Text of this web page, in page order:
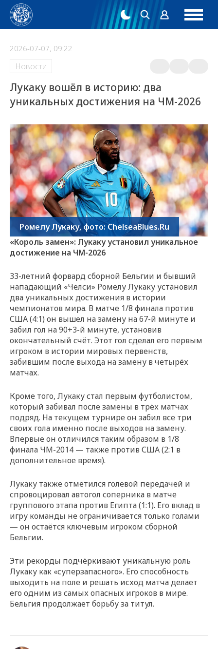
2026-07-07, 09:22
Новости
Лукаку вошёл в историю: два
уникальных достижения на ЧМ-2026
Ромелу Лукаку, фото: ChelseaBlues.Ru
«Король замен»: Лукаку установил уникальное
достижение на ЧМ-2026
33-летний форвард сборной Бельгии и бывший
нападающий «Челси» Ромелу Лукаку установил
два уникальных достижения в истории
чемпионатов мира. В матче 1/8 финала против
США (4:1) он вышел на замену на 67-й минуте и
забил гол на 90+3-й минуте, установив
окончательный счёт. Этот гол сделал его первым
игроком в истории мировых первенств,
забившим после выхода на замену в четырёх
матчах.
Кроме того, Лукаку стал первым футболистом,
который забивал после замены в трёх матчах
подряд. На текущем турнире он забил все три
своих гола именно после выходов на замену.
Впервые он отличился таким образом в 1/8
финала ЧМ-2014 — также против США (2:1 в
дополнительное время).
Лукаку также отметился голевой передачей и
спровоцировал автогол соперника в матче
группового этапа против Египта (1:1). Его вклад в
игру команды не ограничивается только голами
— он остаётся ключевым игроком сборной
Бельгии.
Эти рекорды подчёркивают уникальную роль
Лукаку как «суперзапасного». Его способность
выходить на поле и решать исход матча делает
его одним из самых опасных игроков в мире.
Бельгия продолжает борьбу за титул.